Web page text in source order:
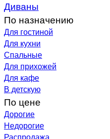
Диваны
По назначению
Для гостиной
Для кухни
Спальные
Для прихожей
Для кафе
В детскую
По цене
Дорогие
Недорогие